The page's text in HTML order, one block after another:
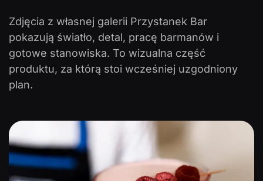
Zdjęcia z własnej galerii Przystanek Bar
pokazują światło, detal, pracę barmanów i
gotowe stanowiska. To wizualna część
produktu, za którą stoi wcześniej uzgodniony
plan.